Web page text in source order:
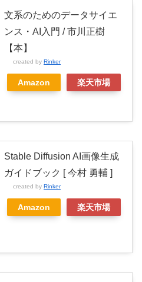
文系のためのデータサイエ
ンス・AI入門 / 市川正樹
【本】
created by Rinker
Amazon 楽天市場
Stable Diffusion AI画像生成
ガイドブック [ 今村 勇輔 ]
created by Rinker
Amazon 楽天市場